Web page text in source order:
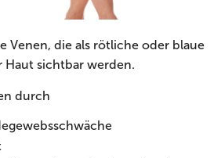
Venen, die als rötliche oder blaue
Haut sichtbar werden.
durch